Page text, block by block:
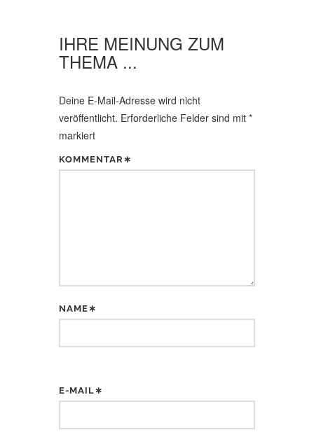
G
A
I
O
N
IHRE MEINUNG ZUM
THEMA ...
Deine E-Mail-Adresse wird nicht
veröffentlicht. Erforderliche Felder sind mit *
markiert
KOMMENTAR∗
NAME∗
E-MAIL∗